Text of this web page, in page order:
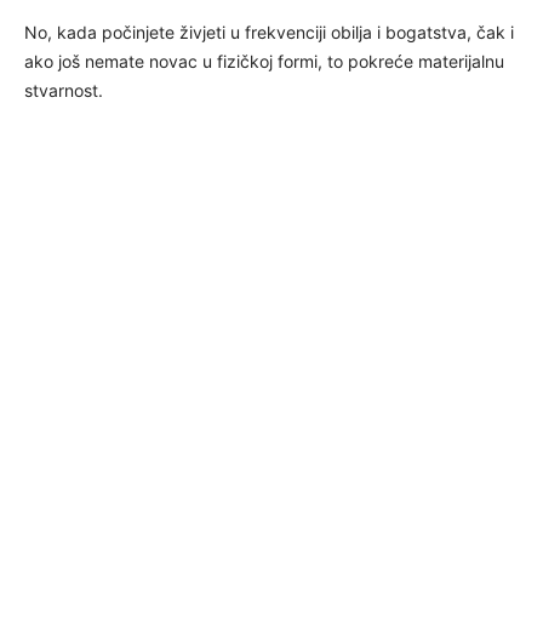
No, kada počinjete živjeti u frekvenciji obilja i bogatstva, čak i
ako još nemate novac u fizičkoj formi, to pokreće materijalnu
stvarnost.